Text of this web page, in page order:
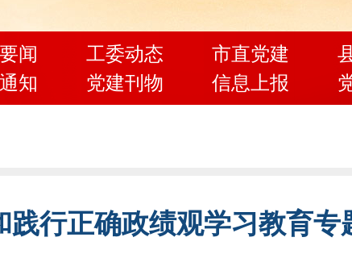
闻
知
工委动态
党建刊物
市直党建
信息上报
践行正确政绩观学习教育专